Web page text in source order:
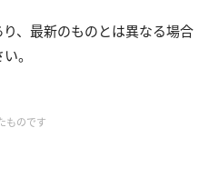
、最新のものとは異なる場合
。
ものです